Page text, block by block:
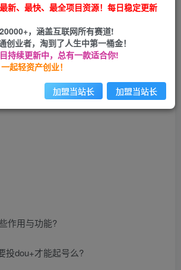
立即购买
您当前未登录！建议登陆后购买，可保存购买订单
作用与功能?
投dou+才能起号么?
新、最快、最全项目资源！每日稳定更新
，涵盖互联网所有赛道!
创业者，淘到了人生中第一桶金！
持续更新中，总有一款适合你!
起轻资产创业！
加盟当站长 加盟当站长